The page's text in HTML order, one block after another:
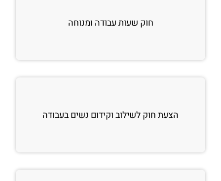
חוק שעות עבודה ומנוחה
הצעת חוק לשילוב וקידום נשים בעבודה